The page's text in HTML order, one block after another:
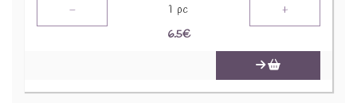
- 1 pc +
6.5€